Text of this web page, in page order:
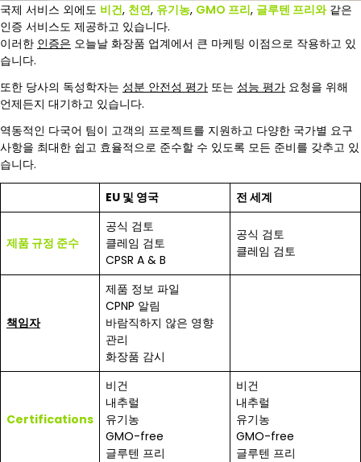
국제 서비스 외에도 비건, 천연, 유기농, GMO 프리, 글루텐 프리와같은
인증 서비스도 제공하고 있습니다.
이러한 인증은 오늘날 화장품 업계에서 큰 마케팅 이점으로 작용하고 있
습니다.
또한 당사의 독성학자는 성분 안전성 평가 또는 성능 평가 요청을 위해
언제든지 대기하고 있습니다.
역동적인 다국어 팀이 고객의 프로젝트를 지원하고 다양한 국가별 요구
사항을 최대한 쉽고 효율적으로 준수할 수 있도록 모든 준비를 갖추고 있
습니다.
EU 및 영국 전 세계
제품 규정 준수
공식 검토
클레임 검토
CPSR A & B
공식 검토
클레임 검토
책임자
제품 정보 파일
CPNP 알림
바람직하지 않은 영향
관리
화장품 감시
Certifications
비건
내추럴
유기농
GMO-free
글루텐 프리
비건
내추럴
유기농
GMO-free
글루텐 프리